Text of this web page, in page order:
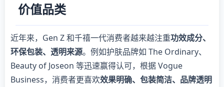
价值品类
近年来，Gen Z 和千禧一代消费者越来越注重功效成分、
环保包装、透明来源。例如护肤品牌如 The Ordinary、
Beauty of Joseon 等迅速赢得认可，根据 Vogue
Business，消费者更喜欢效果明确、包装简洁、品牌透明